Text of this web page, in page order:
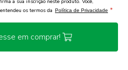
a sua inscrição neste produto. Você,
os termos da Política de Privacidade *
em comprar!